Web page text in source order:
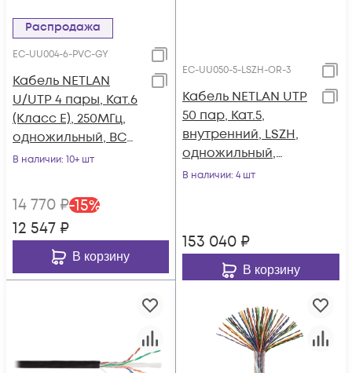
Распродажа
EC-UU004-6-PVC-GY
Кабель NETLAN
U/UTP 4 пары, Кат.6
(Класс E), 250МГц,
одножильный, BC
(чистая медь),
нг(B), серый, 305м
В наличии: 10+ шт
14 770 ₽-15%
12 547 ₽
В корзину
EC-UU050-5-LSZH-OR-3
Кабель NETLAN UTP
50 пар, Кат.5,
внутренний, LSZH,
одножильный,
100МГц, 305 м
В наличии: 4 шт
153 040 ₽
В корзину